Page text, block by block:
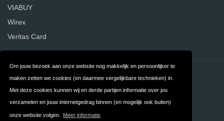
Om jouw bezoek aan onze website nog makkelijk en persoonlijker te
maken zetten we cookies (en daarmee vergelijkbare technieken) in.
Met deze cookies kunnen wij en derde partijen informatie over jou
verzamelen en jouw internetgedrag binnen (en mogelijk ook buiten)
onze website volgen. Meer informatie
VIABUY
Wirex
Veritas Card
Contact Privacy
Algemene FAQ